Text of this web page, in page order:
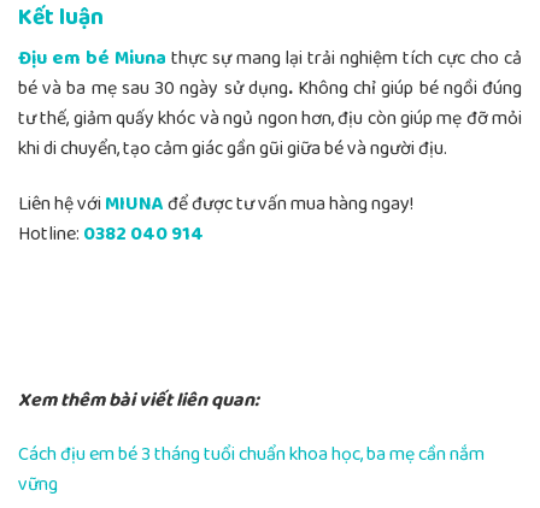
Kết luận
Địu em bé Miuna thực sự mang lại trải nghiệm tích cực cho cả
bé và ba mẹ sau 30 ngày sử dụng.Không chỉ giúp bé ngồi đúng
tư thế, giảm quấy khóc và ngủ ngon hơn, địu còn giúp mẹ đỡ mỏi
khi di chuyển, tạo cảm giác gần gũi giữa bé và người địu.
Liên hệ với MIUNAđể được tư vấn mua hàng ngay!
Hotline: 0382 040 914
Xem thêm bài viết liên quan:
Cách địu em bé 3 tháng tuổi chuẩn khoa học, ba mẹ cần nắm
vững